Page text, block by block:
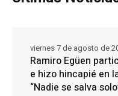
Ramiro Egüen
e hizo hincapié en
“Nadie se salva
viernes 7 de agosto de